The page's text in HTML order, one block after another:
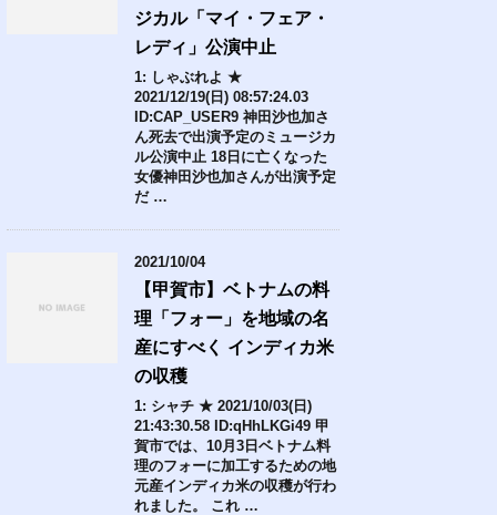
ジカル「マイ・フェア・
レディ」公演中止
1: しゃぶれよ ★
2021/12/19(日) 08:57:24.03
ID:CAP_USER9 神田沙也加さ
ん死去で出演予定のミュージカ
ル公演中止 18日に亡くなった
女優神田沙也加さんが出演予定
だ …
2021/10/04
【甲賀市】ベトナムの料
理「フォー」を地域の名
産にすべく インディカ米
の収穫
1: シャチ ★ 2021/10/03(日)
21:43:30.58 ID:qHhLKGi49 甲
賀市では、10月3日ベトナム料
理のフォーに加工するための地
元産インディカ米の収穫が行わ
れました。 これ …